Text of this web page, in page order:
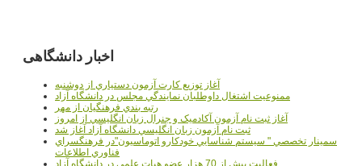
اخبار دانشگاهی
آغاز توزيع کارت آزمون دستياري از دوشنبه
ممنوعيت اشتغال داوطلبان نمايندگي مجلس در دانشگاه آزاد
رتبه بندي فرهنگيان از مهر
آغاز ثبت نام آزمون آکادميک و جنرال زبان انگليسي از امروز
ثبت نام آزمون زبان انگليسي دانشگاه آزاد آغاز شد
سمينار تخصصي " سيستم شناسايي خودکارو اتوماسيون"در فرهنگسراي
فناوري اطلاعات
فعاليت بيش از 70 هزار عضو هيات علمي در دانشگاه آزاد